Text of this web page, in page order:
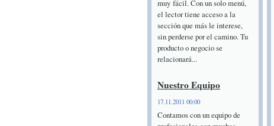
muy fácil. Con un solo menú,
el lector tiene acceso a la
sección que más le interese,
sin perderse por el camino. Tu
producto o negocio se
relacionará...
Nuestro Equipo
17.11.2011 00:00
Contamos con un equipo de